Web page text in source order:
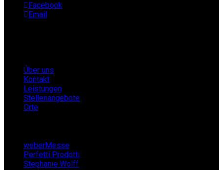
Facebook
Email
Über uns
Kontakt
Leistungen
Stellenangebote
Orte
weberMesse
Perfetti Prodotti
Stephanie Wolff